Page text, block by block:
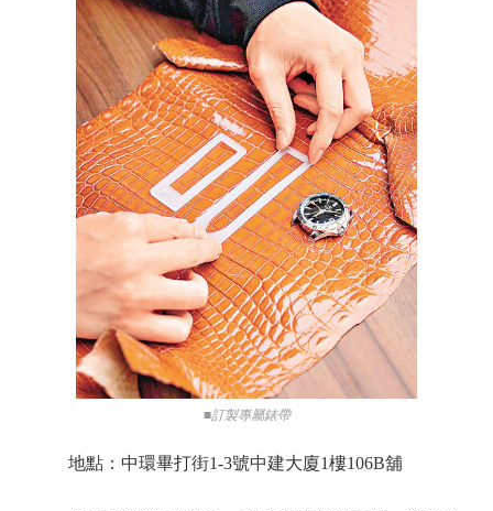
■訂製專屬錶帶
地點：中環畢打街1-3號中建大廈1樓106B舖